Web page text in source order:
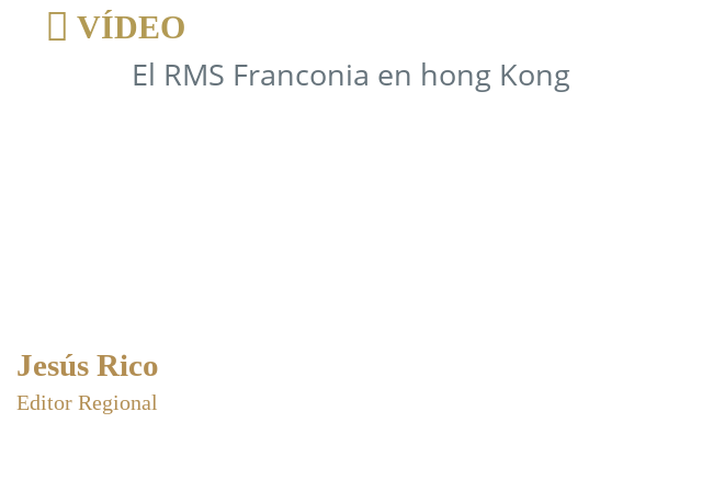
VÍDEO
El RMS Franconia en hong Kong
Jesús Rico
Editor Regional